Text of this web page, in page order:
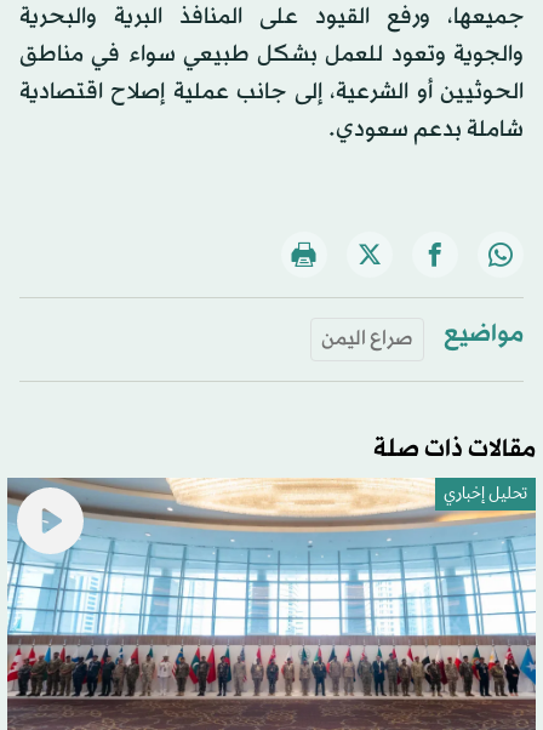
جميعها، ورفع القيود على المنافذ البرية والبحرية
والجوية وتعود للعمل بشكل طبيعي سواء في مناطق
الحوثيين أو الشرعية، إلى جانب عملية إصلاح اقتصادية
شاملة بدعم سعودي.
مواضيع صراع اليمن
مقالات ذات صلة
تحليل إخباري